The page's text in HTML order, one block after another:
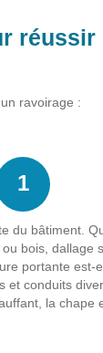
réussir
ravoirage :
du bâtiment.
bois, dallage
portante est-
et conduits
la chape